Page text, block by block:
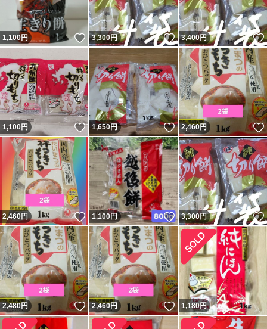
1,100円 いいね！
3,300円 いいね！
3,400円
1,100円 いいね！
1,650円 いいね！
2,460円
2,460円 いいね！
1,100円 いいね！
3,300円
2,480円 いいね！
2,460円 いいね！
1,180円